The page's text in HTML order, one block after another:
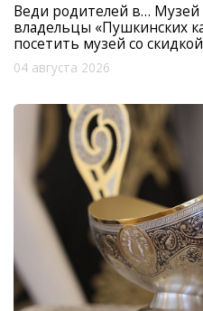
Веди родителей в… Музей
владельцы «Пушкинских
посетить музей со скидкой
04 августа 2026